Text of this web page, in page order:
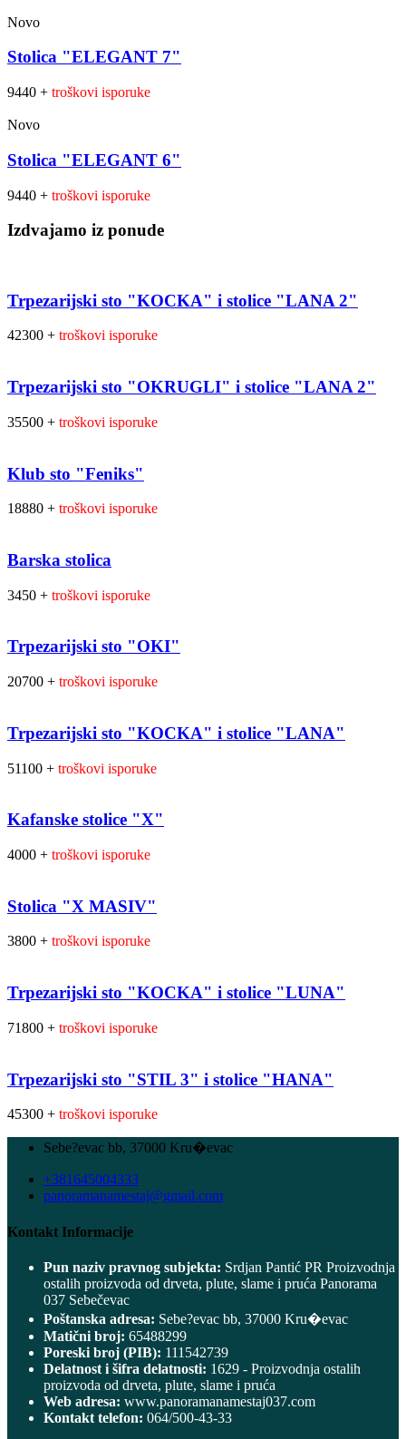
Novo
Stolica "ELEGANT 7"
9440 + troškovi isporuke
Novo
Stolica "ELEGANT 6"
9440 + troškovi isporuke
Izdvajamo iz ponude
Trpezarijski sto "KOCKA" i stolice "LANA 2"
42300 + troškovi isporuke
Trpezarijski sto "OKRUGLI" i stolice "LANA 2"
35500 + troškovi isporuke
Klub sto "Feniks"
18880 + troškovi isporuke
Barska stolica
3450 + troškovi isporuke
Trpezarijski sto "OKI"
20700 + troškovi isporuke
Trpezarijski sto "KOCKA" i stolice "LANA"
51100 + troškovi isporuke
Kafanske stolice "X"
4000 + troškovi isporuke
Stolica "X MASIV"
3800 + troškovi isporuke
Trpezarijski sto "KOCKA" i stolice "LUNA"
71800 + troškovi isporuke
Trpezarijski sto "STIL 3" i stolice "HANA"
45300 + troškovi isporuke
Sebe?evac bb, 37000 Kru�evac
+381645004333
panoramanamestaj@gmail.com
Kontakt Informacije
Pun naziv pravnog subjekta: Srdjan Pantić PR Proizvodnja
ostalih proizvoda od drveta, plute, slame i pruća Panorama
037 Sebečevac
Poštanska adresa: Sebe?evac bb, 37000 Kru�evac
Matični broj: 65488299
Poreski broj (PIB): 111542739
Delatnost i šifra delatnosti: 1629 - Proizvodnja ostalih
proizvoda od drveta, plute, slame i pruća
Web adresa: www.panoramanamestaj037.com
Kontakt telefon: 064/500-43-33